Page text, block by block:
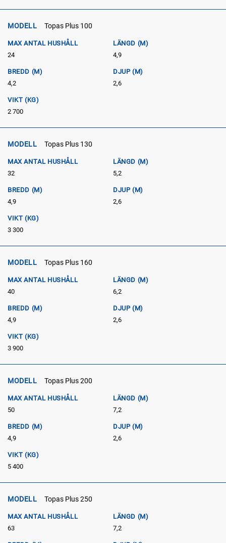
MODELL Topas Plus 100
MAX ANTAL HUSHÅLL
24
LÄNGD (M)
4,9
BREDD (M)
4,2
DJUP (M)
2,6
VIKT (KG)
2 700
MODELL Topas Plus 130
MAX ANTAL HUSHÅLL
32
LÄNGD (M)
5,2
BREDD (M)
4,9
DJUP (M)
2,6
VIKT (KG)
3 300
MODELL Topas Plus 160
MAX ANTAL HUSHÅLL
40
LÄNGD (M)
6,2
BREDD (M)
4,9
DJUP (M)
2,6
VIKT (KG)
3 900
MODELL Topas Plus 200
MAX ANTAL HUSHÅLL
50
LÄNGD (M)
7,2
BREDD (M)
4,9
DJUP (M)
2,6
VIKT (KG)
5 400
MODELL Topas Plus 250
MAX ANTAL HUSHÅLL
63
LÄNGD (M)
7,2